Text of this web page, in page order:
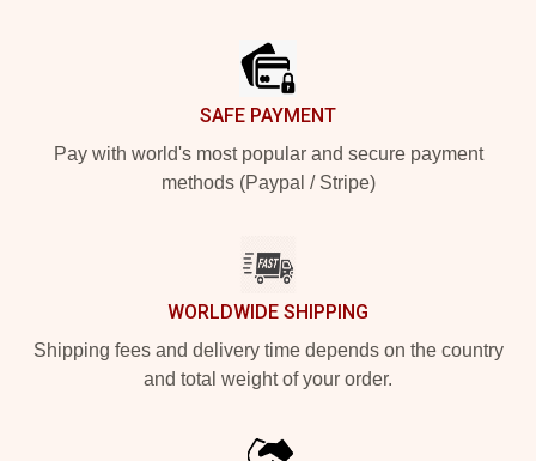
SAFE PAYMENT
Pay with world's most popular and secure payment
methods (Paypal / Stripe)
WORLDWIDE SHIPPING
Shipping fees and delivery time depends on the country
and total weight of your order.